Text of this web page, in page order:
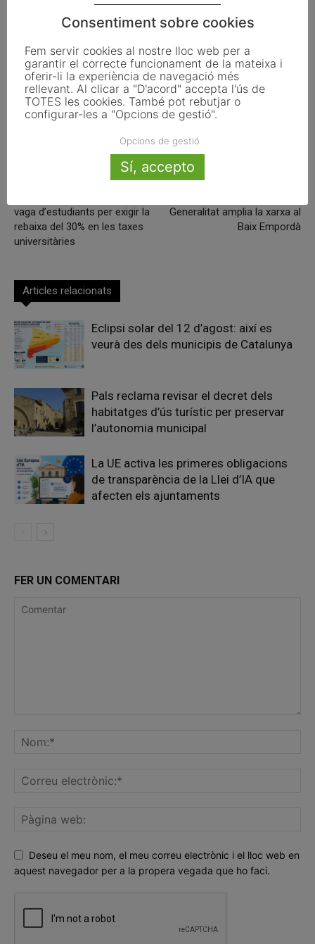
Facebook X Linkedin
vaga d’estudiants per exigir la
rebaixa del 30% en les taxes
universitàries
Generalitat amplia la xarxa al
Baix Empordà
Articles relacionats
Eclipsi solar del 12 d’agost: així es
veurà des dels municipis de Catalunya
Pals reclama revisar el decret dels
habitatges d’ús turístic per preservar
l’autonomia municipal
La UE activa les primeres obligacions
de transparència de la Llei d’IA que
afecten els ajuntaments
FER UN COMENTARI
Deseu el meu nom, el meu correu electrònic i el lloc web en
aquest navegador per a la propera vegada que ho faci.
Consentiment sobre cookies
Fem servir cookies al nostre lloc web per a
garantir el correcte funcionament de la mateixa i
oferir-li la experiència de navegació més
rellevant. Al clicar a "D'acord" accepta l'ús de
TOTES les cookies. També pot rebutjar o
configurar-les a "Opcions de gestió".
Opcions de gestió
Sí, accepto